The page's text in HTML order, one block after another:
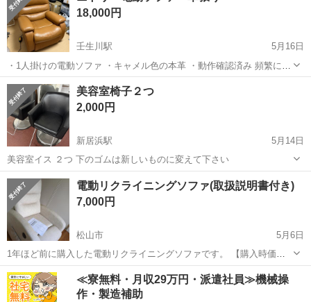
ない方、中古品の...18,000円
壬生川駅
5月16日
・1人掛けの電動ソファ ・キャメル色の本革 ・動作確認済み 頻繁には
座らず、部屋の隅に置いていました。 目立つ傷や汚れはありません
が、 ５年前位に購入したので多少の劣化はあると思います。ご理解く
ださい。 ...
愛媛 西条市 壬生川駅
美容室椅子２つ
2,000円
新居浜駅
5月14日
美容室イス ２つ 下のゴムは新しいものに変えて下さい
愛媛 新居浜市 新居浜駅 ソファ 美容室
電動リクライニングソファ(取扱説明書付き)
7,000円
松山市
5月6日
1年ほど前に購入した電動リクライニングソファです。 【購入時価
格】25000円ぐらい 【傷などの状態】とくに目立った傷や汚れはあり
ません。ほぼ未使用です 【アピールポイント】状態はいいのでまだま
だ使えます！ 【希望取引場所...
愛媛 松山市 ソファ 電動
≪寮無料・月収29万円・派遣社員≫機械操
作・製造補助